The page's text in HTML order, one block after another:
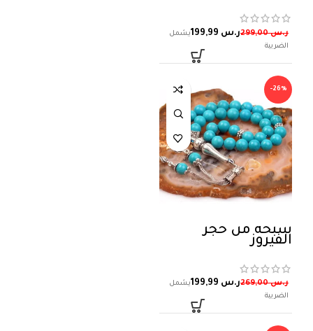
ر.س299,00 ر.س
-26%
سبحة من حجر
الفيروز
ر.س269,00 ر.س